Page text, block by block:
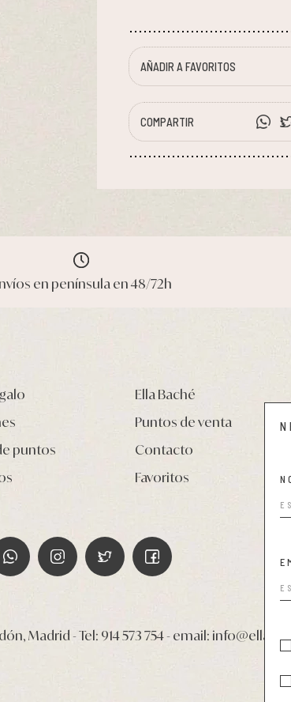
AÑADIR A FAVORITOS
COMPARTIR
en península en 48/72h
puntos
Ella Baché
Puntos de venta
Contacto
Favoritos
Madrid - Tel: 914 573 754- email: